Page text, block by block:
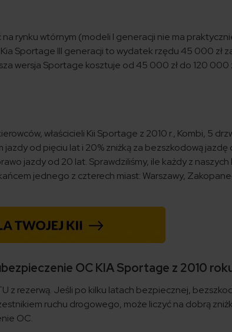
rynku wtórnym (modeli I generacji nie ma
Sportage III generacji to wydatek rzędu 45 000 zł
wersja Sportage kosztuje od 45 000 zł do 120 000
właścicieli Kii Sportage z 2010 r., Kombi, 5
jazdy od pięciu lat i 20% zniżką za bezszkodową jazdę
jazdy od 20 lat. Sprawdziliśmy, ile każdy z
jednego z czterech miast: Warszawy,
OC KIA Sportage z 2010
z rezerwą. Jeśli po kilku latach bezpiecznej,
ruchu drogowego, może liczyć na dobrą
OC.